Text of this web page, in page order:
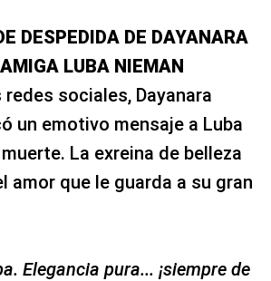
DESPEDIDA DE DAYANARA
LUBA NIEMAN
sociales, Dayanara
un emotivo mensaje a Luba
La exreina de belleza
amor que le guarda a su gran
Elegancia pura... ¡siempre de